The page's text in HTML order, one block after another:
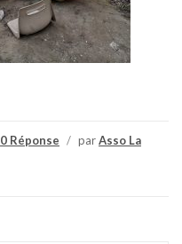
0 Réponse / parAsso La